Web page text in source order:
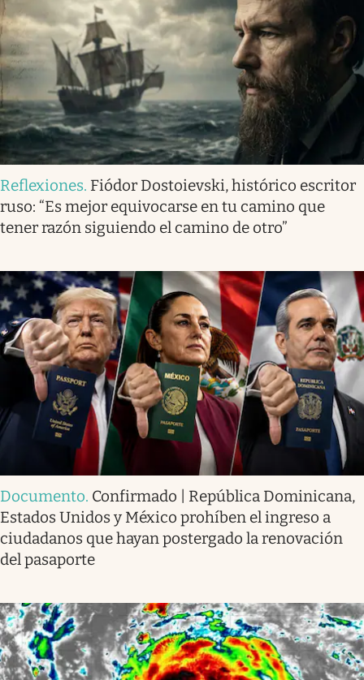
Reflexiones. Fiódor Dostoievski, histórico escritor
ruso: “Es mejor equivocarse en tu camino que
tener razón siguiendo el camino de otro”
Documento. Confirmado | República Dominicana,
Estados Unidos y México prohíben el ingreso a
ciudadanos que hayan postergado la renovación
del pasaporte